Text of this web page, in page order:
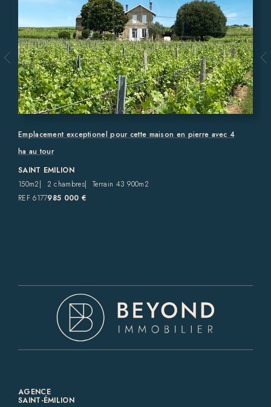
Emplacement exceptionel pour cette maison en pierre avec 4
ha au tour
SAINT EMILION
150m2
2 chambres
Terrain 43 900m2
REF 6177985 000 €
AGENCE
SAINT-ÉMILION